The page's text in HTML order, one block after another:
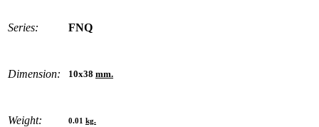
Series: FNQ
Dimension: 10x38 mm.
Weight: 0.01 kg.